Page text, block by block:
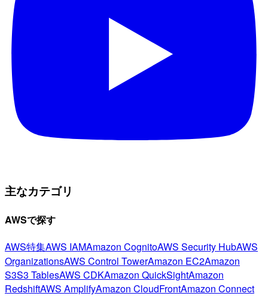
主なカテゴリ
AWSで探す
AWS特集AWS IAMAmazon CognitoAWS Security HubAWS
OrganizationsAWS Control TowerAmazon EC2Amazon
S3S3 TablesAWS CDKAmazon QuickSightAmazon
RedshiftAWS AmplifyAmazon CloudFrontAmazon Connect